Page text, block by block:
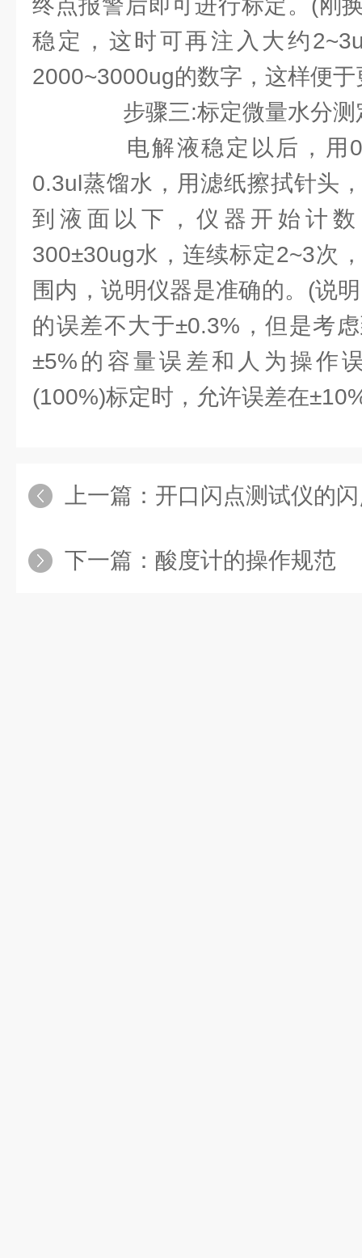
终点报警后即可进行标定。(刚
稳定，这时可再注入大约
2000~3000ug的数字，这样便于
步骤三:标定微量水分测
电解液稳定以后，用
0.3ul蒸馏水，用滤纸擦拭针头
到液面以下，仪器开始计
300±30ug水，连续标定2~3次
围内，说明仪器是准确的。(说
的误差不大于±0.3%，但是考
±5%的容量误差和人为操作
(100%)标定时，允许误差在
上一篇： 开口闪点测试仪的
下一篇： 酸度计的操作规范